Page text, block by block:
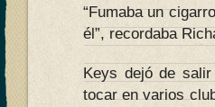
“Fumaba un
él”, recordaba
Keys dejó de
tocar en varios